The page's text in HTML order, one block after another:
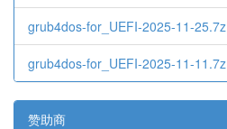
grub4dos-for_UEFI-2025-11-25.7z
grub4dos-for_UEFI-2025-11-11.7z
赞助商